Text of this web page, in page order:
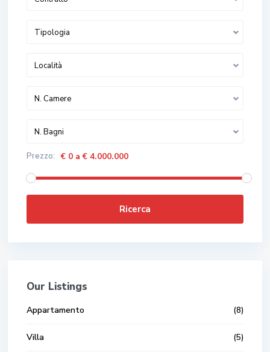
Tipologia
Località
N. Camere
N. Bagni
Prezzo: € 0 a € 4.000.000
Ricerca
Our Listings
Appartamento (8)
Villa (5)